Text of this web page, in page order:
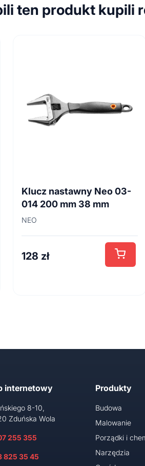
ten produkt kupili
Klucz nastawny Neo 03-
014 200 mm 38 mm
NEO
128 zł
internetowy
8-10,
Zduńska Wola
255 355
825 35 45
Produkty
Budowa
Malowanie
Porządki i
Narzędzia